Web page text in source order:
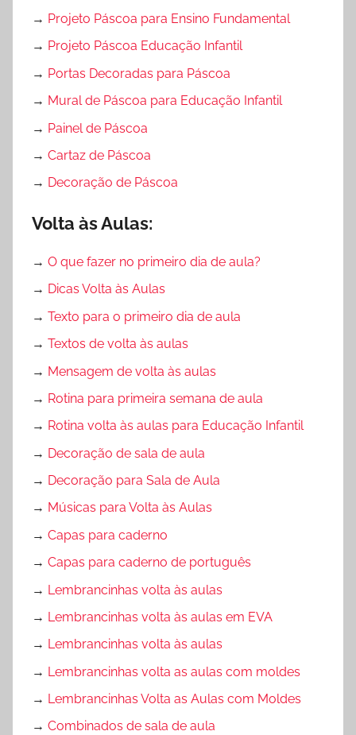
→ Projeto Páscoa para Ensino Fundamental
→ Projeto Páscoa Educação Infantil
→ Portas Decoradas para Páscoa
→ Mural de Páscoa para Educação Infantil
→ Painel de Páscoa
→ Cartaz de Páscoa
→ Decoração de Páscoa
Volta às Aulas:
→ O que fazer no primeiro dia de aula?
→ Dicas Volta às Aulas
→ Texto para o primeiro dia de aula
→ Textos de volta às aulas
→ Mensagem de volta às aulas
→ Rotina para primeira semana de aula
→ Rotina volta às aulas para Educação Infantil
→ Decoração de sala de aula
→ Decoração para Sala de Aula
→ Músicas para Volta às Aulas
→ Capas para caderno
→ Capas para caderno de português
→ Lembrancinhas volta às aulas
→ Lembrancinhas volta às aulas em EVA
→ Lembrancinhas volta às aulas
→ Lembrancinhas volta as aulas com moldes
→ Lembrancinhas Volta as Aulas com Moldes
→ Combinados de sala de aula